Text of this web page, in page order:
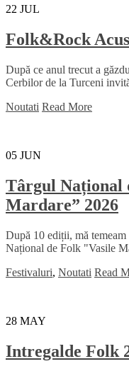
22 JUL
Folk&Rock
După ce anul trecut a
Cerbilor de la Turceni
Noutati Read More
05 JUN
Târgul Național
Mardare” 2026
După 10 ediții, mă
Național de Folk "Vasile
Festivaluri, Noutati Read
28 MAY
Intregalde Folk